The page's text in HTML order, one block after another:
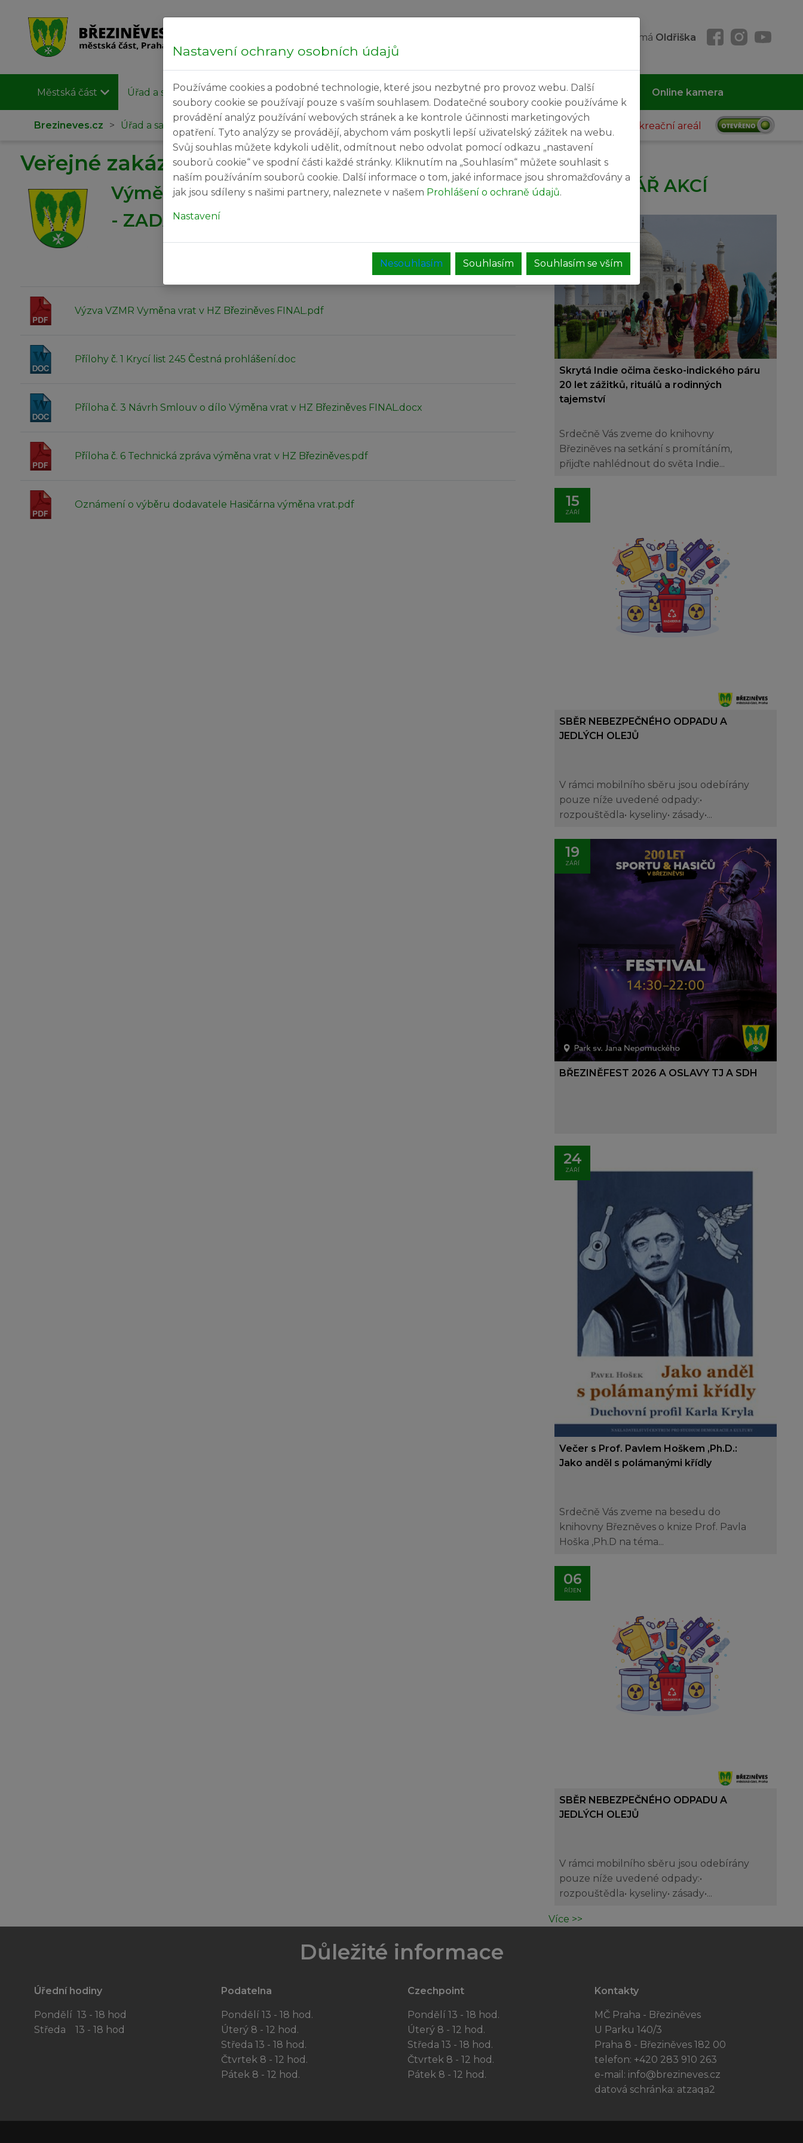
Čtvrtek 06. 08. 2026, svátek má Oldřiška
Městská část Úřad a samospráva Užitečné informace Kultura a volný čas Služby v MČ Kontakty Online kamera
Brezineves.cz > Úřad a samospráva Veřejné zakázky Rekreační areál
Veřejné zakázky
Výměna vrat v hasičské zbrojnici Březiněves
- ZADÁVACÍ ŘÍZENÍ UKONČENO.
Výzva VZMR Vyměna vrat v HZ Březiněves FINAL.pdf
Přílohy č. 1 Krycí list 245 Čestná prohlášení.doc
Příloha č. 3 Návrh Smlouv o dílo Výměna vrat v HZ Březiněves FINAL.docx
Příloha č. 6 Technická zpráva výměna vrat v HZ Březiněves.pdf
Oznámení o výběru dodavatele Hasičárna výměna vrat.pdf
KALENDÁŘ AKCÍ
Skrytá Indie očima česko-indického páru
20 let zážitků, rituálů a rodinných
tajemství
Srdečně Vás zveme do knihovny
Březiněves na setkání s promítáním,
přijďte nahlédnout do světa Indie...
15
ZÁŘÍ
SBĚR NEBEZPEČNÉHO ODPADU A
JEDLÝCH OLEJŮ
V rámci mobilního sběru jsou odebírány
pouze níže uvedené odpady:•
rozpouštědla• kyseliny• zásady•...
19
ZÁŘÍ
BŘEZINĚFEST 2026 A OSLAVY TJ A SDH
24
ZÁŘÍ
Večer s Prof. Pavlem Hoškem ,Ph.D.:
Jako anděl s polámanými křídly
Srdečně Vás zveme na besedu do
knihovny Březněves o knize Prof. Pavla
Hoška ,Ph.D na téma...
06
ŘÍJEN
SBĚR NEBEZPEČNÉHO ODPADU A
JEDLÝCH OLEJŮ
V rámci mobilního sběru jsou odebírány
pouze níže uvedené odpady:•
rozpouštědla• kyseliny• zásady•...
Více >>
Důležité informace
Úřední hodiny
Pondělí 13 - 18 hod
Středa 13 - 18 hod
Podatelna
Pondělí 13 - 18 hod.
Úterý 8 - 12 hod.
Středa 13 - 18 hod.
Čtvrtek 8 - 12 hod.
Pátek 8 - 12 hod.
Czechpoint
Pondělí 13 - 18 hod.
Úterý 8 - 12 hod.
Středa 13 - 18 hod.
Čtvrtek 8 - 12 hod.
Pátek 8 - 12 hod.
Kontakty
MČ Praha - Březiněves
U Parku 140/3
Praha 8 - Březiněves 182 00
telefon: +420 283 910 263
e-mail: info@brezineves.cz
datová schránka: atzaqa2
Nastavení ochrany osobních údajů
Používáme cookies a podobné technologie, které jsou nezbytné pro provoz webu. Další
soubory cookie se používají pouze s vaším souhlasem. Dodatečné soubory cookie používáme k
provádění analýz používání webových stránek a ke kontrole účinnosti marketingových
opatření. Tyto analýzy se provádějí, abychom vám poskytli lepší uživatelský zážitek na webu.
Svůj souhlas můžete kdykoli udělit, odmítnout nebo odvolat pomocí odkazu „nastavení
souborů cookie“ ve spodní části každé stránky. Kliknutím na „Souhlasím“ můžete souhlasit s
naším používáním souborů cookie. Další informace o tom, jaké informace jsou shromažďovány a
jak jsou sdíleny s našimi partnery, naleznete v našem Prohlášení o ochraně údajů.
Nastavení
Nesouhlasím Souhlasím Souhlasím se vším